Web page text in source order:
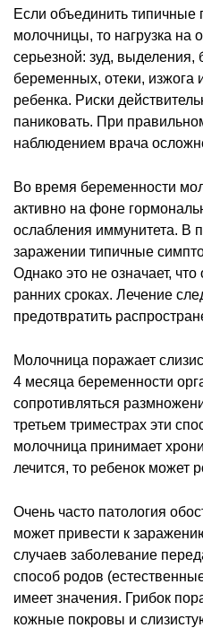
Если объединить типичные
молочницы, то нагрузка на
серьезной: зуд, выделения,
беременных, отеки, изжога
ребенка. Риски
паниковать. При
наблюдением врача
Во время беременности
активно на фоне
ослабления иммунитета. В
заражении типичные
Однако это не означает,
ранних сроках. Лечение
предотвратить
Молочница поражает
4 месяца беременности
сопротивляться
третьем триместрах эти
молочница принимает
лечится, то ребенок может
Очень часто патология
может привести к
случаев заболевание
способ родов
имеет значения. Грибок
кожные покровы и